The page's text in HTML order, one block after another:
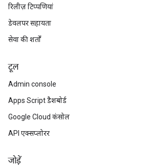
रिलीज़ टिप्पणियां
डेवलपर सहायता
सेवा की शर्तों
टूल
Admin console
Apps Script डैशबोर्ड
Google Cloud कंसोल
API एक्सप्लोरर
जोड़ें